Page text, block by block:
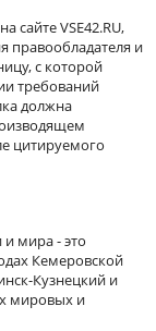
сайте VSE42.RU,
правообладателя и
с которой
требований
должна
цитируемого
и мира - это
Кемеровской
Кузнецкий и
мировых и